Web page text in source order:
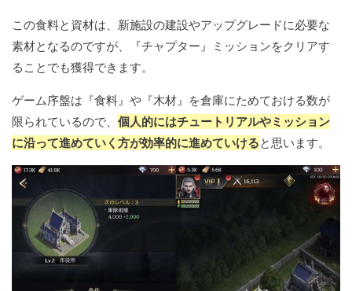
この食料と資材は、新施設の建設やアップグレードに必要な
素材となるのですが、『チャプター』ミッションをクリアす
ることでも獲得できます。
ゲーム序盤は『食料』や『木材』を倉庫にためておける数が
限られているので、 個人的にはチュートリアルやミッション
に沿って進めていく方が効率的に進めていけると思います。